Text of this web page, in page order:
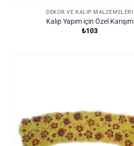
DEKOR VE KALIP MALZEMELERI
Kalıp Yapım için Özel Karışım
₺103